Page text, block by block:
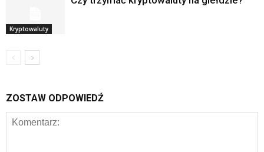
Kryptowaluty
ZOSTAW ODPOWIEDŹ